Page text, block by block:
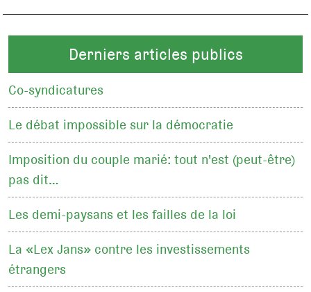
Derniers articles publics
Co-syndicatures
Le débat impossible sur la démocratie
Imposition du couple marié: tout n'est (peut-être)
pas dit…
Les demi-paysans et les failles de la loi
La «Lex Jans» contre les investissements
étrangers